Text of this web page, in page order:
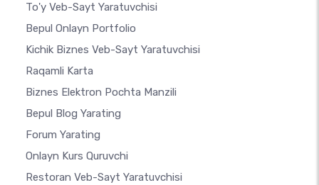
To'y Veb-Sayt Yaratuvchisi
Bepul Onlayn Portfolio
Kichik Biznes Veb-Sayt Yaratuvchisi
Raqamli Karta
Biznes Elektron Pochta Manzili
Bepul Blog Yarating
Forum Yarating
Onlayn Kurs Quruvchi
Restoran Veb-Sayt Yaratuvchisi